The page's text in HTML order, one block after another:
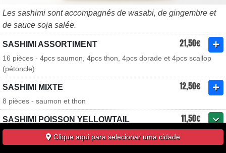
Les sashimi sont accompagnés de wasabi, de gingembre et
de sauce soja salée.
SASHIMI ASSORTIMENT 21,50€
16 pièces - 4pcs saumon, 4pcs thon, 4pcs dorade et 4pcs scallop
(pétoncle)
SASHIMI MIXTE 12,50€
8 pièces - saumon et thon
SASHIMI POISSON YELLOWTAIL 11,50€
8 ou 16 pièces - flétanClique aqui para selecionar uma cidade